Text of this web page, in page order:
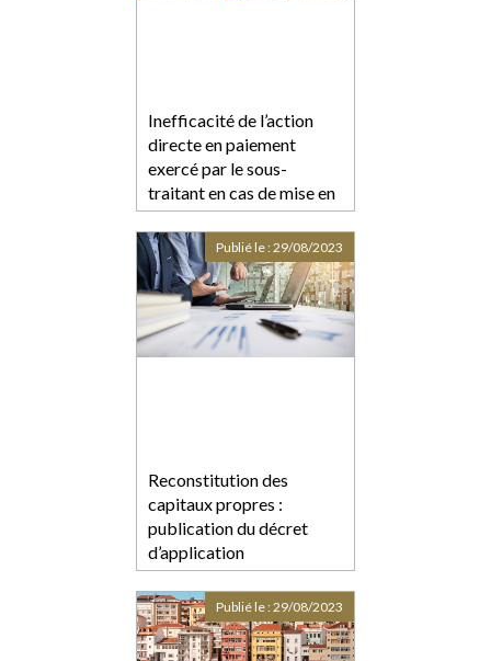
Inefficacité de l’action
directe en paiement
exercé par le sous-
traitant en cas de mise en
demeure postérieur à la
liquidation judiciaire
Reconstitution des
capitaux propres :
publication du décret
d’application
Publié le :29/08/2023
Publié le :29/08/2023